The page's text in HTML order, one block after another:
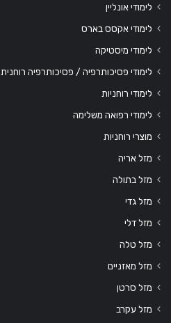
לימודי אונליין
לימודי אקסס בארס
לימודי מיסטיקה
לימודי פסיכותרפיה / פסיכותרפיה רוחנית
לימודי רוחניות
לימודי רפואה משלימה
מוצרי רוחניות
מזל אריה
מזל בתולה
מזל גדי
מזל דלי
מזל טלה
מזל מאזניים
מזל סרטן
מזל עקרב